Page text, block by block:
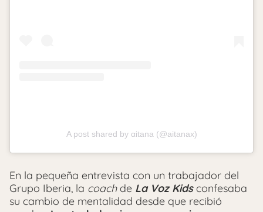
A post shared by αitana (@aitanax)
En la pequeña entrevista con un trabajador del
Grupo Iberia, la coachde La Voz Kidsconfesaba
su cambio de mentalidad desde que recibió